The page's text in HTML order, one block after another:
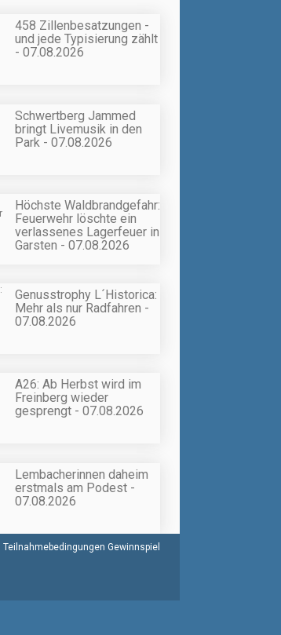
458 Zillenbesatzungen -
und jede Typisierung zählt
- 07.08.2026
Schwertberg Jammed
bringt Livemusik in den
Park - 07.08.2026
Höchste Waldbrandgefahr:
Feuerwehr löschte ein
verlassenes Lagerfeuer in
Garsten - 07.08.2026
Genusstrophy L´Historica:
Mehr als nur Radfahren -
07.08.2026
A26: Ab Herbst wird im
Freinberg wieder
gesprengt - 07.08.2026
Lembacherinnen daheim
erstmals am Podest -
07.08.2026
Teilnahmebedingungen Gewinnspiel